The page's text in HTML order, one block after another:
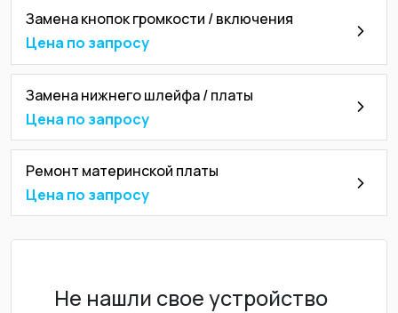
Замена кнопок громкости / включения
Цена по запросу
Замена нижнего шлейфа / платы
Цена по запросу
Ремонт материнской платы
Цена по запросу
Не нашли свое устройство